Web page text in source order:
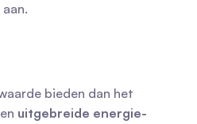
bieden dan het
uitgebreide energie-